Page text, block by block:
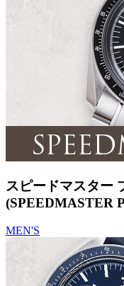
スピードマスター
(SPEEDMASTER
MEN'S